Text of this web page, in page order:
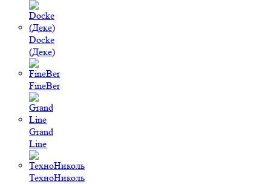
Docke
(Деке)
FineBer
Grand
Line
ТехноНиколь